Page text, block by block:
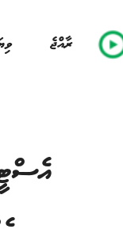
ރާއްޖެ